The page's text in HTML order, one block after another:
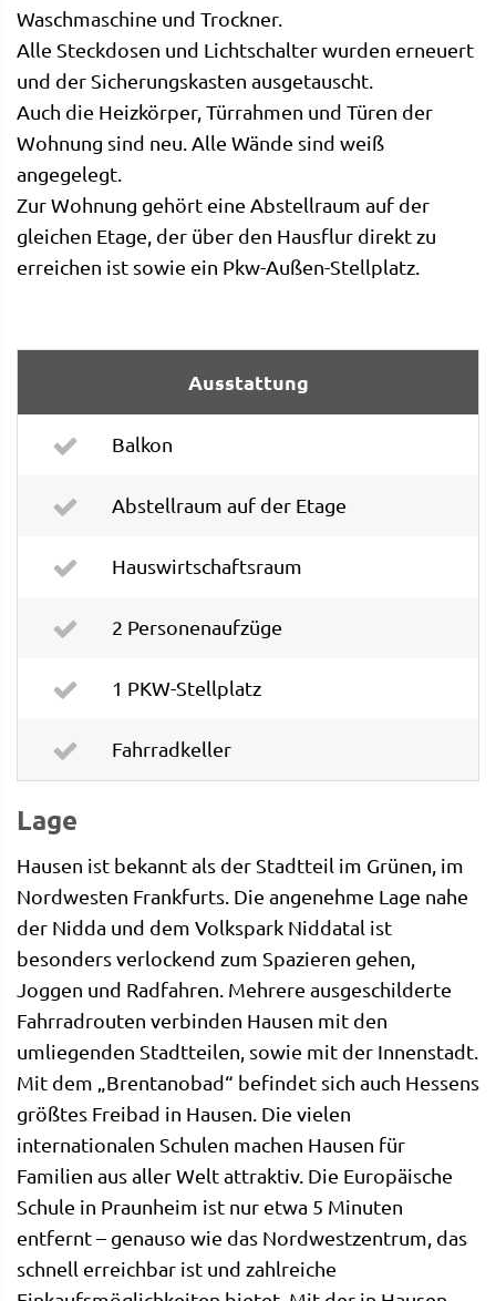
Waschmaschine und Trockner.
Alle Steckdosen und Lichtschalter wurden erneuert
und der Sicherungskasten ausgetauscht.
Auch die Heizkörper, Türrahmen und Türen der
Wohnung sind neu. Alle Wände sind weiß
angegelegt.
Zur Wohnung gehört eine Abstellraum auf der
gleichen Etage, der über den Hausflur direkt zu
erreichen ist sowie ein Pkw-Außen-Stellplatz.
Ausstattung
Balkon
Abstellraum auf der Etage
Hauswirtschaftsraum
2 Personenaufzüge
1 PKW-Stellplatz
Fahrradkeller
Lage
Hausen ist bekannt als der Stadtteil im Grünen, im
Nordwesten Frankfurts. Die angenehme Lage nahe
der Nidda und dem Volkspark Niddatal ist
besonders verlockend zum Spazieren gehen,
Joggen und Radfahren. Mehrere ausgeschilderte
Fahrradrouten verbinden Hausen mit den
umliegenden Stadtteilen, sowie mit der Innenstadt.
Mit dem „Brentanobad“ befindet sich auch Hessens
größtes Freibad in Hausen. Die vielen
internationalen Schulen machen Hausen für
Familien aus aller Welt attraktiv. Die Europäische
Schule in Praunheim ist nur etwa 5 Minuten
entfernt – genauso wie das Nordwestzentrum, das
schnell erreichbar ist und zahlreiche